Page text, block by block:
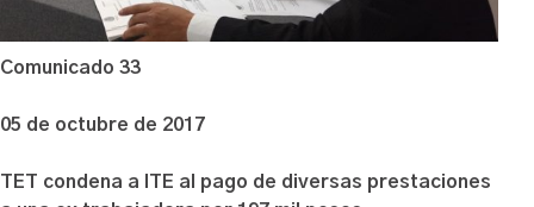
Comunicado 33
05 de octubre de 2017
TET condena a ITE al pago de diversas prestaciones